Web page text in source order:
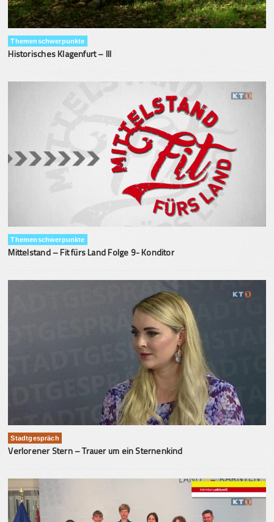
Themenschwerpunkte
Historisches Klagenfurt – III
Themenschwerpunkte
Mittelstand – Fit fürs Land Folge 9- Konditor
Stadtgespräch
Verlorener Stern – Trauer um ein Sternenkind